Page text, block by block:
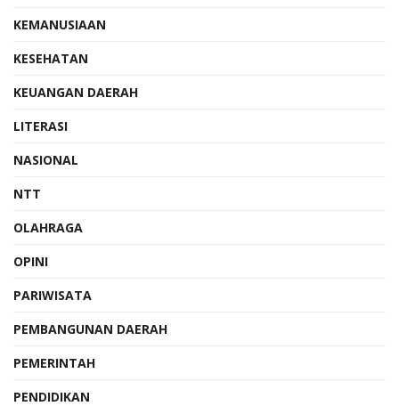
KEMANUSIAAN
KESEHATAN
KEUANGAN DAERAH
LITERASI
NASIONAL
NTT
OLAHRAGA
OPINI
PARIWISATA
PEMBANGUNAN DAERAH
PEMERINTAH
PENDIDIKAN